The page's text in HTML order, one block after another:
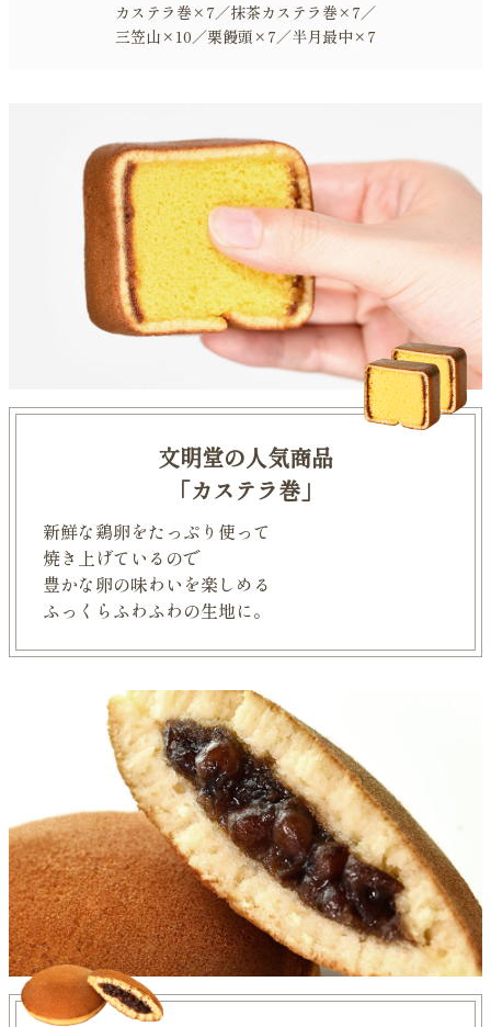
カステラ巻×7／抹茶カステラ巻×7／
三笠山×10／栗饅頭×7／半月最中×7
文明堂の人気商品
「カステラ巻」
新鮮な鶏卵をたっぷり使って
焼き上げているので
豊かな卵の味わいを楽しめる
ふっくらふわふわの生地に。